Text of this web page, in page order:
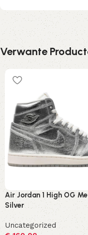
Verwante
Air Jordan 1 High OG
Silver
Uncategorized